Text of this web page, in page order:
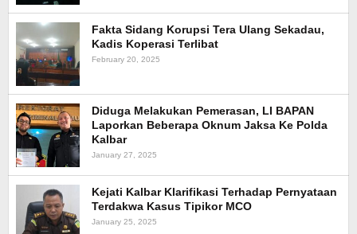
Fakta Sidang Korupsi Tera Ulang Sekadau,
Kadis Koperasi Terlibat
February 20, 2025
Diduga Melakukan Pemerasan, LI BAPAN
Laporkan Beberapa Oknum Jaksa Ke Polda
Kalbar
January 27, 2025
Kejati Kalbar Klarifikasi Terhadap Pernyataan
Terdakwa Kasus Tipikor MCO
January 25, 2025